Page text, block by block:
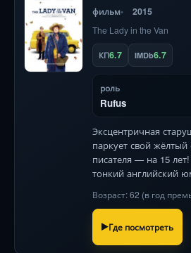
фильм 2015
The Lady in the Van
КП6.7 IMDb6.7
роль
Rufus
Эксцентричная
паркует свой жёлтый
писателя — на 15
тонкий английский
Возраст: 62 (в год
Где посмотреть